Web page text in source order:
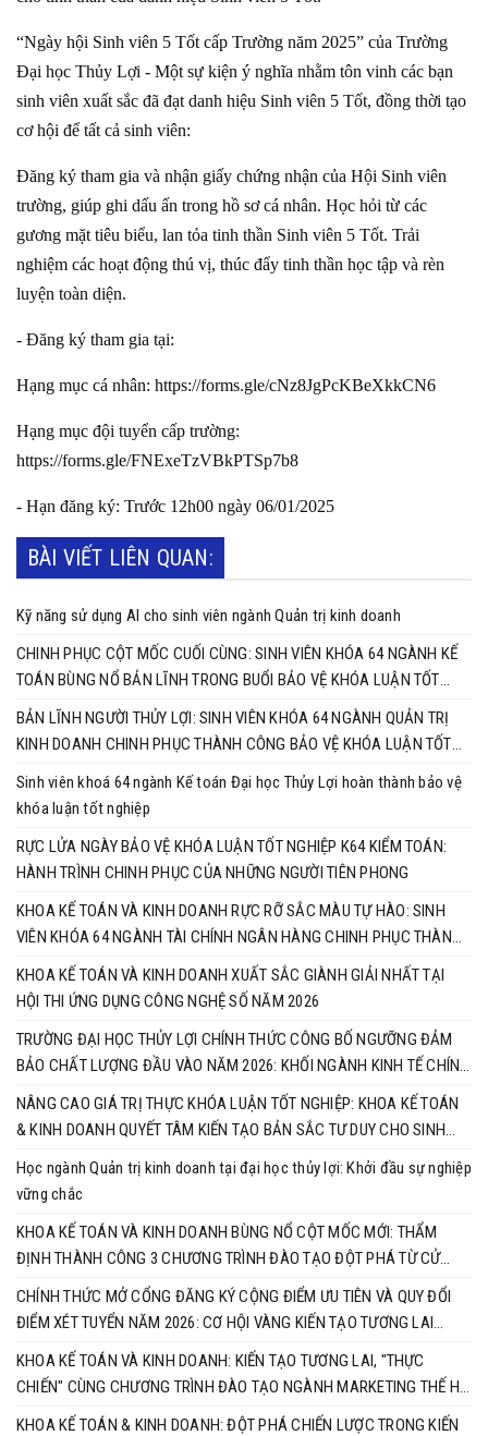
“Ngày hội Sinh viên 5 Tốt cấp Trường năm 2025” của Trường
Đại học Thủy Lợi - Một sự kiện ý nghĩa nhằm tôn vinh các bạn
sinh viên xuất sắc đã đạt danh hiệu Sinh viên 5 Tốt, đồng thời tạo
cơ hội để tất cả sinh viên:
Đăng ký tham gia và nhận giấy chứng nhận của Hội Sinh viên
trường, giúp ghi dấu ấn trong hồ sơ cá nhân. Học hỏi từ các
gương mặt tiêu biểu, lan tỏa tinh thần Sinh viên 5 Tốt. Trải
nghiệm các hoạt động thú vị, thúc đẩy tinh thần học tập và rèn
luyện toàn diện.
- Đăng ký tham gia tại:
Hạng mục cá nhân: https://forms.gle/cNz8JgPcKBeXkkCN6
Hạng mục đội tuyển cấp trường:
https://forms.gle/FNExeTzVBkPTSp7b8
- Hạn đăng ký: Trước 12h00 ngày 06/01/2025
BÀI VIẾT LIÊN QUAN:
Kỹ năng sử dụng AI cho sinh viên ngành Quản trị kinh doanh
CHINH PHỤC CỘT MỐC CUỐI CÙNG: SINH VIÊN KHÓA 64 NGÀNH KẾ
TOÁN BÙNG NỔ BẢN LĨNH TRONG BUỔI BẢO VỆ KHÓA LUẬN TỐT
NGHIỆP
BẢN LĨNH NGƯỜI THỦY LỢI: SINH VIÊN KHÓA 64 NGÀNH QUẢN TRỊ
KINH DOANH CHINH PHỤC THÀNH CÔNG BẢO VỆ KHÓA LUẬN TỐT
Sinh viên khoá 64 ngành Kế toán Đại học Thủy Lợi hoàn thành bảo vệ
khóa luận tốt nghiệp
RỰC LỬA NGÀY BẢO VỆ KHÓA LUẬN TỐT NGHIỆP K64 KIỂM TOÁN:
HÀNH TRÌNH CHINH PHỤC CỦA NHỮNG NGƯỜI TIÊN PHONG
KHOA KẾ TOÁN VÀ KINH DOANH RỰC RỠ SẮC MÀU TỰ HÀO: SINH
VIÊN KHÓA 64 NGÀNH TÀI CHÍNH NGÂN HÀNG CHINH PHỤC THÀNH
CÔNG KHÓA LUẬN TỐT NGHIỆP
KHOA KẾ TOÁN VÀ KINH DOANH XUẤT SẮC GIÀNH GIẢI NHẤT TẠI
HỘI THI ỨNG DỤNG CÔNG NGHỆ SỐ NĂM 2026
TRƯỜNG ĐẠI HỌC THỦY LỢI CHÍNH THỨC CÔNG BỐ NGƯỠNG ĐẢM
BẢO CHẤT LƯỢNG ĐẦU VÀO NĂM 2026: KHỐI NGÀNH KINH TẾ CHÍNH
THỨC VÀO CUỘC ĐUA RỰC LỬA
NÂNG CAO GIÁ TRỊ THỰC KHÓA LUẬN TỐT NGHIỆP: KHOA KẾ TOÁN
& KINH DOANH QUYẾT TÂM KIẾN TẠO BẢN SẮC TƯ DUY CHO SINH
Học ngành Quản trị kinh doanh tại đại học thủy lợi: Khởi đầu sự nghiệp
vững chắc
KHOA KẾ TOÁN VÀ KINH DOANH BÙNG NỔ CỘT MỐC MỚI: THẨM
ĐỊNH THÀNH CÔNG 3 CHƯƠNG TRÌNH ĐÀO TẠO ĐỘT PHÁ TỪ CỬ
NHÂN ĐẾN TIẾN SĨ
CHÍNH THỨC MỞ CỔNG ĐĂNG KÝ CỘNG ĐIỂM ƯU TIÊN VÀ QUY ĐỔI
ĐIỂM XÉT TUYỂN NĂM 2026: CƠ HỘI VÀNG KIẾN TẠO TƯƠNG LAI
CÙNG KHOA KẾ TOÁN & KINH DOANH
KHOA KẾ TOÁN VÀ KINH DOANH: KIẾN TẠO TƯƠNG LAI, "THỰC
CHIẾN" CÙNG CHƯƠNG TRÌNH ĐÀO TẠO NGÀNH MARKETING THẾ HỆ
KHOA KẾ TOÁN & KINH DOANH: ĐỘT PHÁ CHIẾN LƯỢC TRONG KIẾN